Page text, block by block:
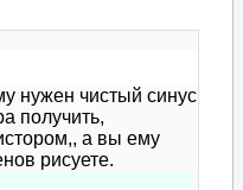
нужен чистый синус
получить,
а вы ему
рисуете.